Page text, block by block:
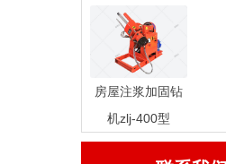
房屋注浆加固钻
机zlj-400型